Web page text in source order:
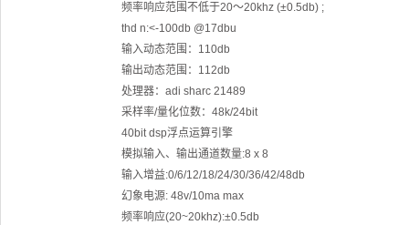
频率响应范围不低于20～20khz (±0.5db) ;
thd n:<-100db @17dbu
输入动态范围：110db
输出动态范围：112db
处理器：adi sharc 21489
采样率/量化位数：48k/24bit
40bit dsp浮点运算引擎
模拟输入、输出通道数量:8 x 8
输入增益:0/6/12/18/24/30/36/42/48db
幻象电源: 48v/10ma max
频率响应(20~20khz):±0.5db